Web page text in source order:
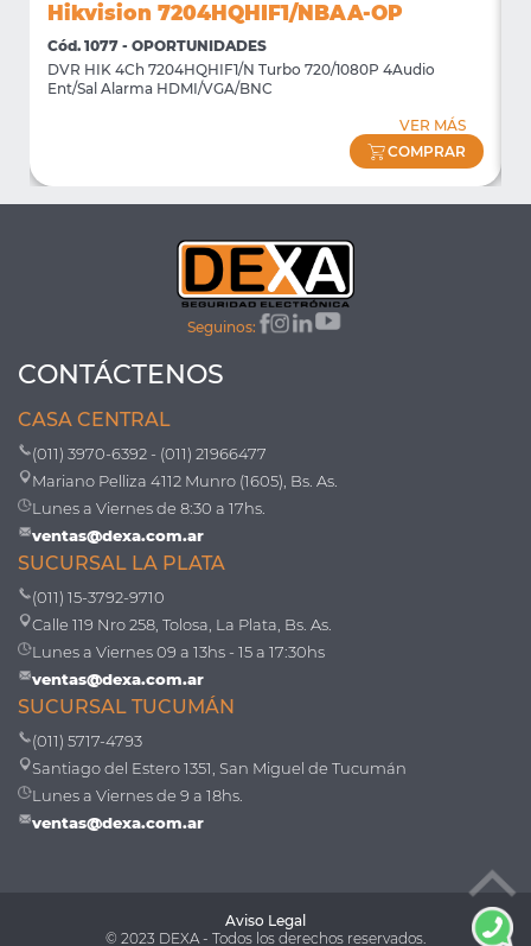
Hikvision 7204HQHIF1/NBAA-OP
Cód. 1077 - OPORTUNIDADES
DVR HIK 4Ch 7204HQHIF1/N Turbo 720/1080P 4Audio
Ent/Sal Alarma HDMI/VGA/BNC
VER MÁS
COMPRAR
Seguinos:
CONTÁCTENOS
CASA CENTRAL
(011) 3970-6392 - (011) 21966477
Mariano Pelliza 4112 Munro (1605), Bs. As.
Lunes a Viernes de 8:30 a 17hs.
ventas@dexa.com.ar
SUCURSAL LA PLATA
(011) 15-3792-9710
Calle 119 Nro 258, Tolosa, La Plata, Bs. As.
Lunes a Viernes 09 a 13hs - 15 a 17:30hs
ventas@dexa.com.ar
SUCURSAL TUCUMÁN
(011) 5717-4793
Santiago del Estero 1351, San Miguel de Tucumán
Lunes a Viernes de 9 a 18hs.
ventas@dexa.com.ar
Aviso Legal
© 2023 DEXA - Todos los derechos reservados.